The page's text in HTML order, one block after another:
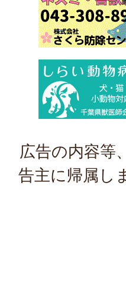
広告の内容等
告主に帰属し